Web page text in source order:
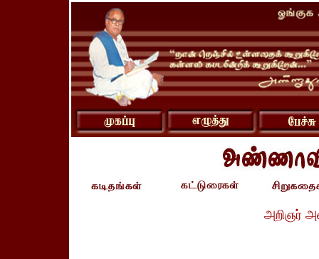
அறிஞர்